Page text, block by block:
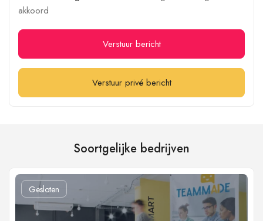
akkoord
Verstuur bericht
Verstuur privé bericht
Soortgelijke bedrijven
Gesloten